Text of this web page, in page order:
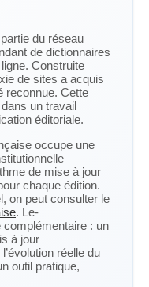
du réseau
de dictionnaires
Construite
de sites a acquis
reconnue. Cette
dans un travail
éditoriale.
occupe une
de mise à jour
chaque édition.
on peut consulter le
. Le-
: un
à jour
réelle du
outil pratique,